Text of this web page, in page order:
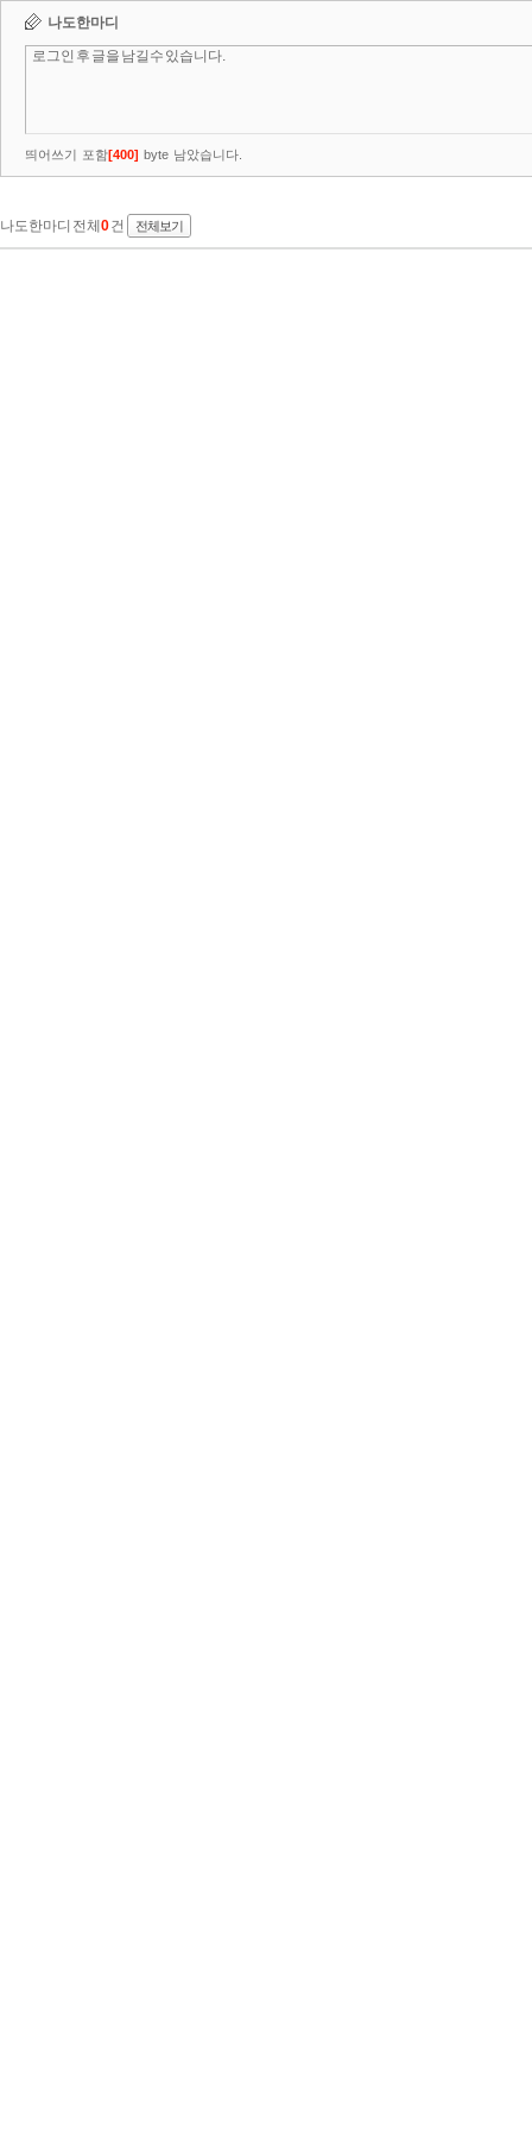
나도한마디
띄어쓰기 포함[400] byte 남았습니다.
나도한마디 전체 0건 전체보기